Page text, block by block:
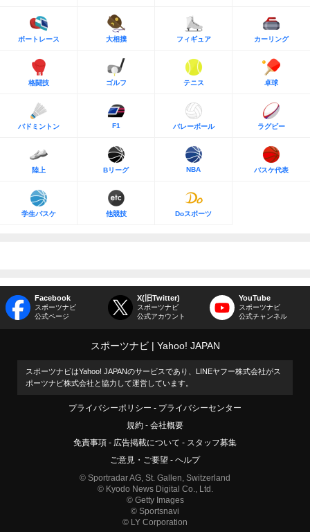
ボートレース 大相撲 フィギュア カーリング
格闘技 ゴルフ テニス 卓球
バドミントン F1 バレーボール ラグビー
陸上 Bリーグ NBA バスケ代表
学生バスケ 他競技 Doスポーツ
Facebook
スポーツナビ
公式ページ
X(旧Twitter)
スポーツナビ
公式アカウント
YouTube
スポーツナビ
公式チャンネル
スポーツナビ Yahoo! JAPAN
スポーツナビはYahoo! JAPANのサービスであり、LINEヤフー株式会社がス
ポーツナビ株式会社と協力して運営しています。
プライバシーポリシー
プライバシーセンター
規約
会社概要
免責事項
広告掲載について
スタッフ募集
ご意見・ご要望
ヘルプ
© Sportradar AG, St. Gallen, Switzerland
© Kyodo News Digital Co., Ltd.
© Getty Images
© Sportsnavi
© LY Corporation